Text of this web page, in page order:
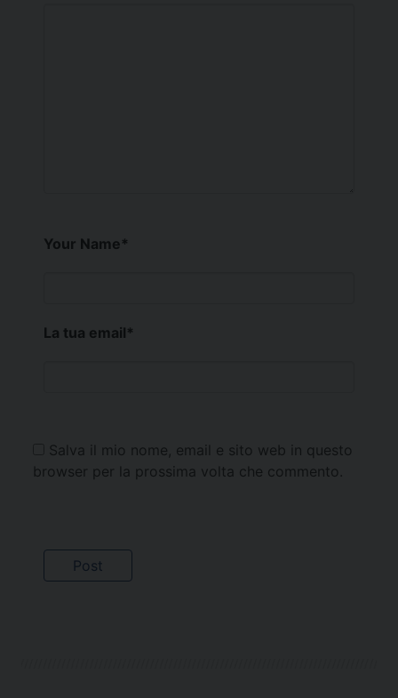
Your Name*
La tua email*
Salva il mio nome, email e sito web in questo
browser per la prossima volta che commento.